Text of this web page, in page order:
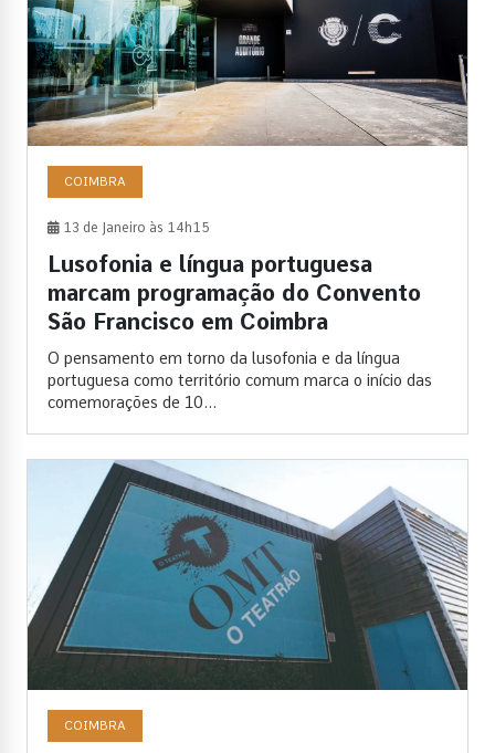
COIMBRA
13 de Janeiro às 14h15
Lusofonia e língua portuguesa
marcam programação do Convento
São Francisco em Coimbra
O pensamento em torno da lusofonia e da língua
portuguesa como território comum marca o início das
comemorações de 10...
COIMBRA